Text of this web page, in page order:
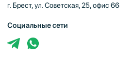
г. Брест, ул. Советская, 25, офис 66
Социальные сети